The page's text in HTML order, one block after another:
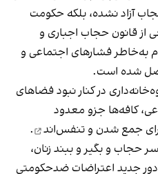
آزاد نشده، بلکه حکومت
از قانون حجاب اجباری و
به‌خاطر فشارهای اجتماعی و
شده است.
در کنار نبود فضاهای
کافه‌ها جزو معدود
جمع شدن و تنفس‌اند
.
حجاب و بگیر و ببند زنان،
جدید اعتراضات ضدحکومتی